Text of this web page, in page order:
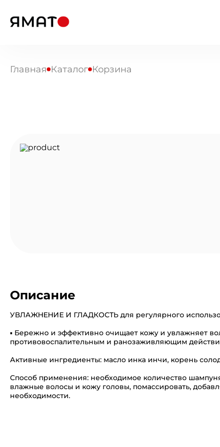
Главная Каталог Корзина
Описание
УВЛАЖНЕНИЕ И ГЛАДКОСТЬ для регулярного
▪ Бережно и эффективно очищает кожу и увлажняет
противовоспалительным и ранозаживляющим
Активные ингредиенты: масло инка инчи, корень
Способ применения: необходимое количество
влажные волосы и кожу головы, помассировать,
необходимости.